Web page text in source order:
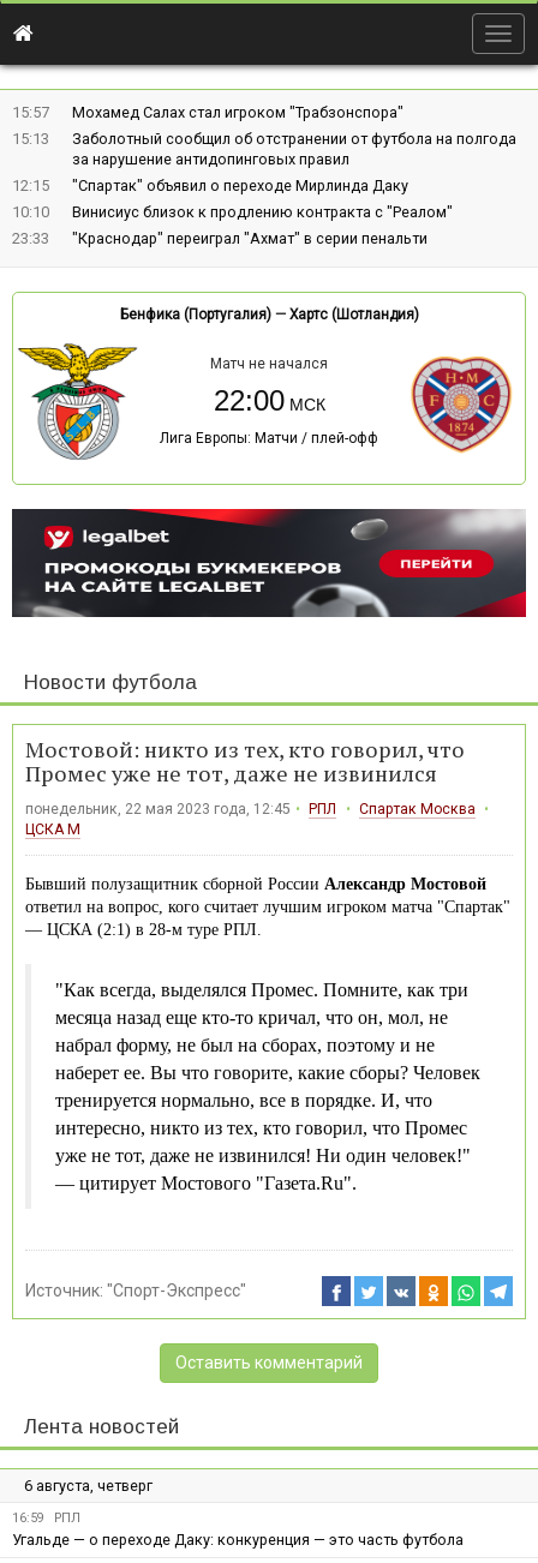
15:57
Мохамед Салах стал игроком "Трабзонспора"
15:13
Заболотный сообщил об отстранении от футбола на полгода
за нарушение антидопинговых правил
12:15
"Спартак" объявил о переходе Мирлинда Даку
10:10
Винисиус близок к продлению контракта с "Реалом"
23:33
"Краснодар" переиграл "Ахмат" в серии пенальти
Бенфика (Португалия)— Хартс (Шотландия)
Матч не начался
22:00
Лига Европы: Матчи / плей-офф
Новости футбола
Мостовой: никто из тех, кто говорил, что
Промес уже не тот, даже не извинился
понедельник, 22 мая 2023 года, 12:45 РПЛ
Спартак Москва
ЦСКА М
Бывший полузащитник сборной России Александр Мостовой
ответил на вопрос, кого считает лучшим игроком матча "Спартак"
— ЦСКА (2:1) в 28-м туре РПЛ.
"Как всегда, выделялся Промес. Помните, как три
месяца назад еще кто-то кричал, что он, мол, не
набрал форму, не был на сборах, поэтому и не
наберет ее. Вы что говорите, какие сборы? Человек
тренируется нормально, все в порядке. И, что
интересно, никто из тех, кто говорил, что Промес
уже не тот, даже не извинился! Ни один человек!"
— цитирует Мостового "Газета.Ru".
Источник: "Спорт-Экспресс"
Оставить комментарий
Лента новостей
6 августа, четверг
16:59 РПЛ
Угальде — о переходе Даку: конкуренция — это часть футбола